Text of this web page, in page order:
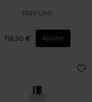
PARFUMS
118,50 € Ajouter